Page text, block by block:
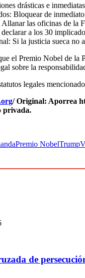
drásticas e
Bloquear de
las oficinas de la
a los 30
Si la justicia sueca no
el Premio Nobel de la
sobre la
legales
/ Original: Aporrea
privada.
Premio NobelTrump
de